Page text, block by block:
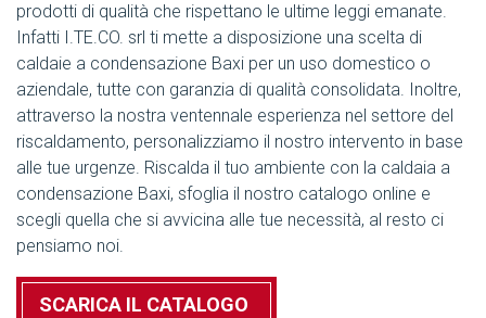
prodotti di qualità che rispettano le ultime leggi emanate.
Infatti I.TE.CO. srl ti mette a disposizione una scelta di
caldaie a condensazione Baxi per un uso domestico o
aziendale, tutte con garanzia di qualità consolidata. Inoltre,
attraverso la nostra ventennale esperienza nel settore del
riscaldamento, personalizziamo il nostro intervento in base
alle tue urgenze. Riscalda il tuo ambiente con la caldaia a
condensazione Baxi, sfoglia il nostro catalogo online e
scegli quella che si avvicina alle tue necessità, al resto ci
pensiamo noi.
SCARICA IL CATALOGO